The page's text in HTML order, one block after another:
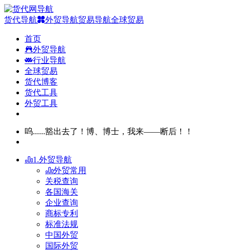
货代导航 外贸导航贸易导航全球贸易
首页
外贸导航
行业导航
全球贸易
货代博客
货代工具
外贸工具
呜......豁出去了！博、博士，我来——断后！！
1.外贸导航
外贸常用
关税查询
各国海关
企业查询
商标专利
标准法规
中国外贸
国际外贸